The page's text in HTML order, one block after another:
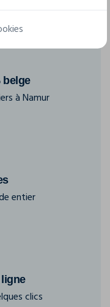
belge
à Namur
entier
clics